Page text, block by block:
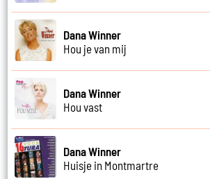
Dana Winner
Hou je van mij
Dana Winner
Hou vast
Dana Winner
Huisje in Montmartre